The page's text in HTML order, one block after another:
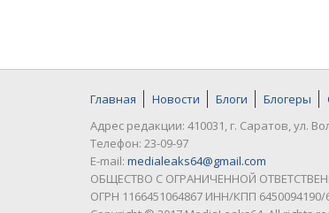
Главная Новости Блоги Блогеры
Адрес редакции: 410031, г. Саратов, ул.
Телефон: 23-09-97
E-mail: medialeaks64@gmail.com
ОБЩЕСТВО С ОГРАНИЧЕННОЙ
ОГРН 1166451064867 ИНН/КПП 6450094190/